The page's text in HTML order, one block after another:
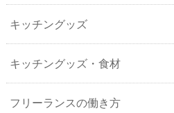
キッチングッズ
キッチングッズ・食材
フリーランスの働き方